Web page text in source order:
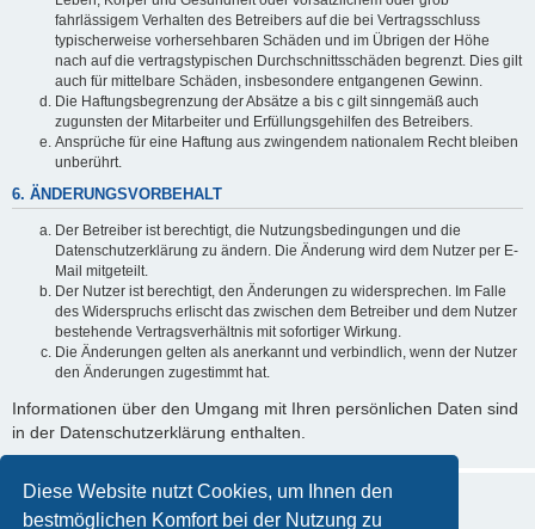
Diese Website nutzt Cookies, um Ihnen den
bestmöglichen Komfort bei der Nutzung zu
fahrlässigem Verhalten des Betreibers auf die bei Vertragsschluss
typischerweise vorhersehbaren Schäden und im Übrigen der Höhe
nach auf die vertragstypischen Durchschnittsschäden begrenzt. Dies gilt
auch für mittelbare Schäden, insbesondere entgangenen Gewinn.
Die Haftungsbegrenzung der Absätze a bis c gilt sinngemäß auch
zugunsten der Mitarbeiter und Erfüllungsgehilfen des Betreibers.
Ansprüche für eine Haftung aus zwingendem nationalem Recht bleiben
unberührt.
6. ÄNDERUNGSVORBEHALT
Der Betreiber ist berechtigt, die Nutzungsbedingungen und die
Datenschutzerklärung zu ändern. Die Änderung wird dem Nutzer per E-
Mail mitgeteilt.
Der Nutzer ist berechtigt, den Änderungen zu widersprechen. Im Falle
des Widerspruchs erlischt das zwischen dem Betreiber und dem Nutzer
bestehende Vertragsverhältnis mit sofortiger Wirkung.
Die Änderungen gelten als anerkannt und verbindlich, wenn der Nutzer
den Änderungen zugestimmt hat.
Informationen über den Umgang mit Ihren persönlichen Daten sind
in der Datenschutzerklärung enthalten.